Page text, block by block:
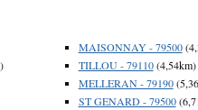
MAISONNAY - 79500
TILLOU - 79110(4,54km)
MELLERAN - 79190
ST GENARD - 79500